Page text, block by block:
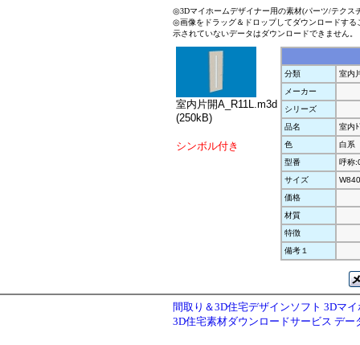
◎3Dマイホームデザイナー用の素材(パーツ/テクス
◎画像をドラッグ＆ドロップしてダウンロードす
示されていないデータはダウンロードできません。
室内片開A_R11L.m3d
(250kB)
シンボル付き
分類
室内
メーカー
シリーズ
品名
室内
色
白系
型番
呼称
サイズ
価格
材質
特徴
備考１
間取り＆3D住宅デザインソフト 3Dマ
3D住宅素材ダウンロードサービス デー